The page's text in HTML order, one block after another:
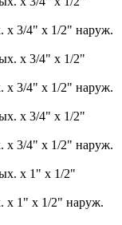
х 3/4" х 1/2" наруж.
х 3/4" х 1/2" наруж.
х 3/4" х 1/2" наруж.
х 1" х 1/2" наруж.